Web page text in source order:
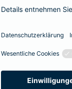
Bahn
dem Auto